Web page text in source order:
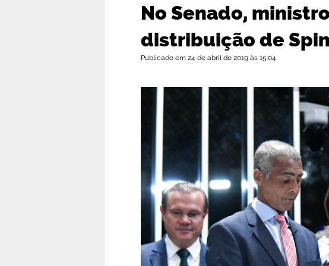
No Senado,
distribuição de
Publicado em 24 de abril de 2019 às 15:04